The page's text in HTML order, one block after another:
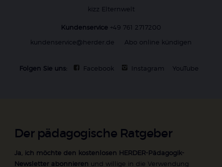
kizz Elternwelt
Kundenservice +49 761 2717200
kundenservice@herder.de
Abo online kündigen
Folgen Sie uns: Facebook Instagram YouTube
Der pädagogische Ratgeber
Ja, ich möchte den kostenlosen HERDER-Pädagogik-
Newsletter abonnieren und willige in die Verwendung